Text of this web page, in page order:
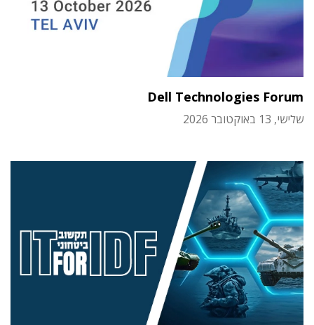
Dell Technologies Forum
שלישי, 13 באוקטובר 2026